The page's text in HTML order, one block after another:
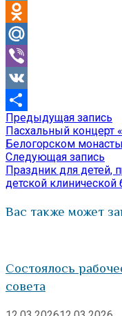
Telegram
Odnoklassniki
Mail.Ru
Viber
VK
Отправить
Навигация
по
записям
Предыдущая запись
Пасхальный концерт
Белогорском
Следующая запись
Праздник для детей,
детской клинической
Вас также может
Состоялось
совета